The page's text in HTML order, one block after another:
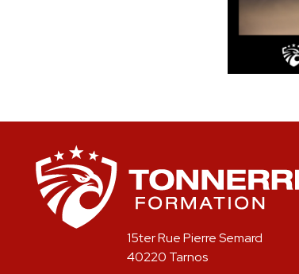
15ter Rue Pierre Semard
40220 Tarnos